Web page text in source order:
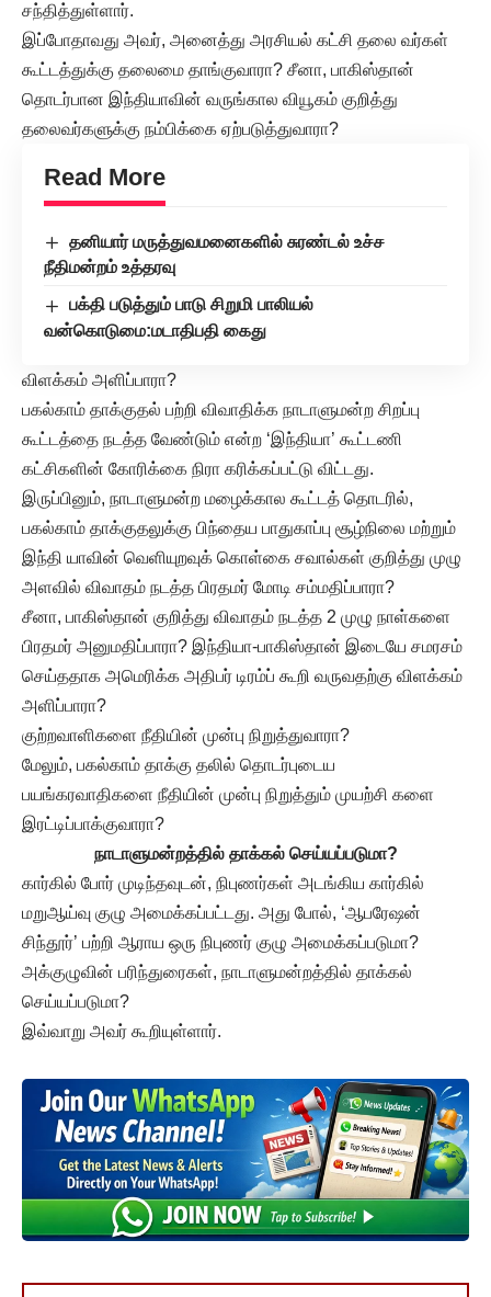
சந்தித்துள்ளார்.
இப்போதாவது அவர், அனைத்து அரசியல் கட்சி தலை வர்கள்
கூட்டத்துக்கு தலைமை தாங்குவாரா? சீனா, பாகிஸ்தான்
தொடர்பான இந்தியாவின் வருங்கால வியூகம் குறித்து
தலைவர்களுக்கு நம்பிக்கை ஏற்படுத்துவாரா?
Read More
தனியார் மருத்துவமனைகளில் சுரண்டல் உச்ச
நீதிமன்றம் உத்தரவு
பக்தி படுத்தும் பாடு சிறுமி பாலியல்
வன்கொடுமை:மடாதிபதி கைது
விளக்கம் அளிப்பாரா?
பகல்காம் தாக்குதல் பற்றி விவாதிக்க நாடாளுமன்ற சிறப்பு
கூட்டத்தை நடத்த வேண்டும் என்ற ‘இந்தியா’ கூட்டணி
கட்சிகளின் கோரிக்கை நிரா கரிக்கப்பட்டு விட்டது.
இருப்பினும், நாடாளுமன்ற மழைக்கால கூட்டத் தொடரில்,
பகல்காம் தாக்குதலுக்கு பிந்தைய பாதுகாப்பு சூழ்நிலை மற்றும்
இந்தி யாவின் வெளியுறவுக் கொள்கை சவால்கள் குறித்து முழு
அளவில் விவாதம் நடத்த பிரதமர் மோடி சம்மதிப்பாரா?
சீனா, பாகிஸ்தான் குறித்து விவாதம் நடத்த 2 முழு நாள்களை
பிரதமர் அனுமதிப்பாரா? இந்தியா-பாகிஸ்தான் இடையே சமரசம்
செய்ததாக அமெரிக்க அதிபர் டிரம்ப் கூறி வருவதற்கு விளக்கம்
அளிப்பாரா?
குற்றவாளிகளை நீதியின் முன்பு நிறுத்துவாரா?
மேலும், பகல்காம் தாக்கு தலில் தொடர்புடைய
பயங்கரவாதிகளை நீதியின் முன்பு நிறுத்தும் முயற்சி களை
இரட்டிப்பாக்குவாரா?
நாடாளுமன்றத்தில் தாக்கல் செய்யப்படுமா?
கார்கில் போர் முடிந்தவுடன், நிபுணர்கள் அடங்கிய கார்கில்
மறுஆய்வு குழு அமைக்கப்பட்டது. அது போல், ‘ஆபரேஷன்
சிந்தூர்’ பற்றி ஆராய ஒரு நிபுணர் குழு அமைக்கப்படுமா?
அக்குழுவின் பரிந்துரைகள், நாடாளுமன்றத்தில் தாக்கல்
செய்யப்படுமா?
இவ்வாறு அவர் கூறியுள்ளார்.